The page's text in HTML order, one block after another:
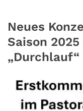
Neues
Saison
„Durchlauf“